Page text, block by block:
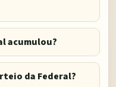
acumulou?
da Federal?